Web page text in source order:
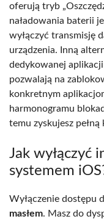
oferują tryb
naładowania baterii
wyłączyć transmisję
urządzenia. Inną
dedykowanej
pozwalają na
konkretnym
harmonogramu
temu zyskujesz
Jak wyłączyć
systemem
Wyłączenie dostępu
masłem. Masz do